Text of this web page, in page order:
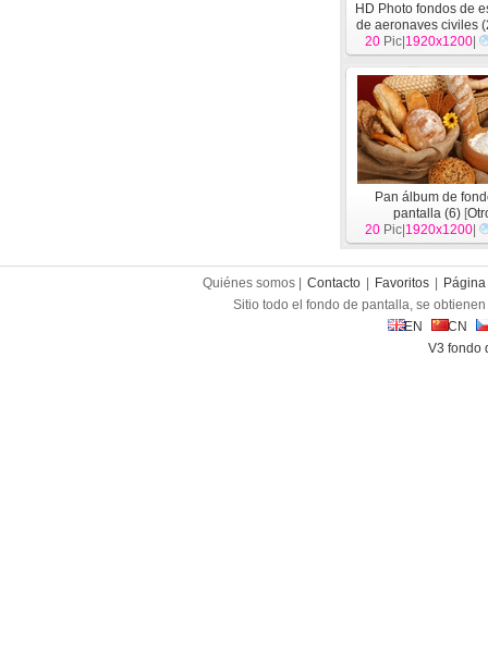
HD Photo fondos de
de aeronaves civiles
20 Pic| 1920x1200
Pan álbum de
pantalla (6) [
20 Pic| 1920x1200
Quiénes somos | Contacto Favoritos
Sitio todo el fondo de pantalla, se
EN
CN
V3 fondo